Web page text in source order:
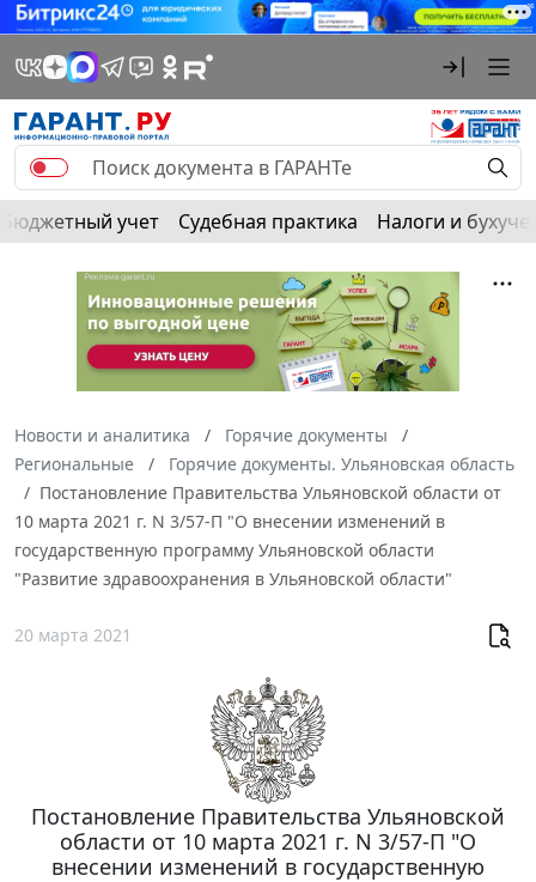
Бюджетный учет Судебная практика Налоги и
Новости и аналитика
Горячие документы
Региональные
Горячие документы. Ульяновская область
Постановление Правительства Ульяновской области от
10 марта 2021 г. N 3/57-П "О внесении изменений в
государственную программу Ульяновской области
"Развитие здравоохранения в Ульяновской области"
20 марта 2021
Постановление Правительства Ульяновской
области от 10 марта 2021 г. N 3/57-П "О
внесении изменений в государственную